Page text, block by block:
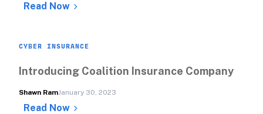
Read Now
CYBER INSURANCE
Introducing Coalition Insurance Company
Shawn RamJanuary 30, 2023
Read Now